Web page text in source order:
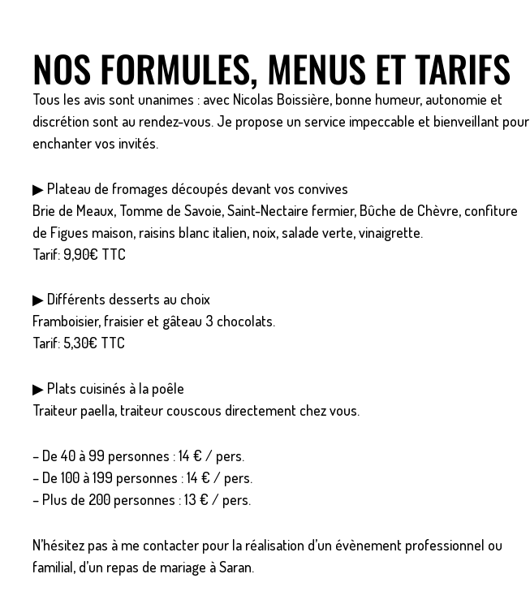
NOS FORMULES, MENUS ET TARIFS
Tous les avis sont unanimes : avec Nicolas Boissière, bonne humeur, autonomie et
discrétion sont au rendez-vous. Je propose un service impeccable et bienveillant pour
enchanter vos invités.
▶ Plateau de fromages découpés devant vos convives
Brie de Meaux, Tomme de Savoie, Saint-Nectaire fermier, Bûche de Chèvre, confiture
de Figues maison, raisins blanc italien, noix, salade verte, vinaigrette.
Tarif: 9,90€ TTC
▶ Différents desserts au choix
Framboisier, fraisier et gâteau 3 chocolats.
Tarif: 5,30€ TTC
▶ Plats cuisinés à la poêle
Traiteur paella, traiteur couscous directement chez vous.
– De 40 à 99 personnes : 14 € / pers.
– De 100 à 199 personnes : 14 € / pers.
– Plus de 200 personnes : 13 € / pers.
N’hésitez pas à me contacter pour la réalisation d’un évènement professionnel ou
familial, d’un repas de mariage à Saran.